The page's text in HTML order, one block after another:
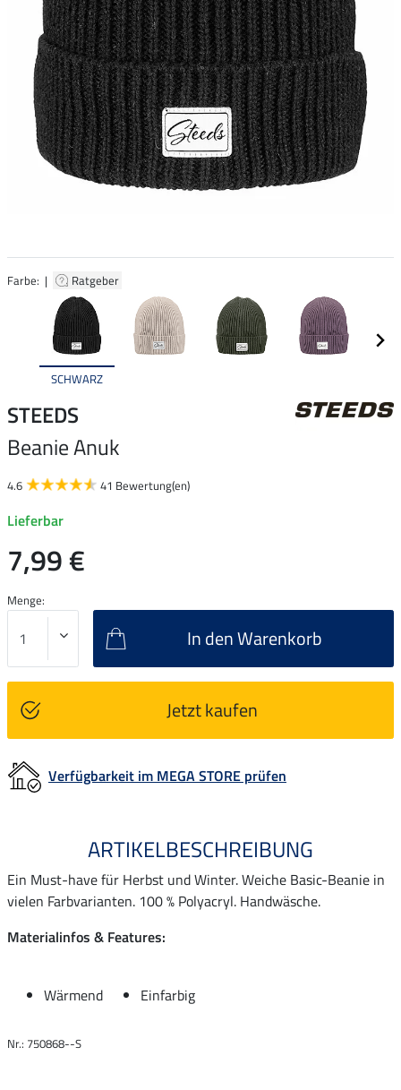
Farbe: | Ratgeber
SCHWARZ
STEEDS
Beanie Anuk
4.6 41 Bewertung(en)
Lieferbar
7,99 €
Menge:
In den Warenkorb
Jetzt kaufen
Verfügbarkeit im MEGA STORE prüfen
ARTIKELBESCHREIBUNG
Ein Must-have für Herbst und Winter. Weiche Basic-Beanie in
vielen Farbvarianten. 100 % Polyacryl. Handwäsche.
Materialinfos & Features:
Wärmend Einfarbig
Nr.: 750868--S